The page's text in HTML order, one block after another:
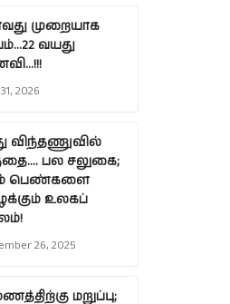
முறையாக
வயது
2026
விந்தணுவில்
பல சலுகை;
பெண்களை
உலகப்
26, 2025
மறுப்பு;